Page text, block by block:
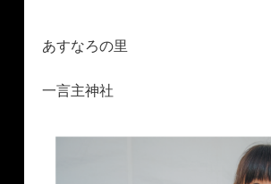
あすなろの里
一言主神社